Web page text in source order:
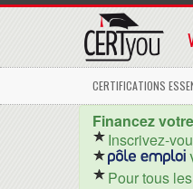
CERTIFICATIONS
Financez
Inscrivez-
Pour tous